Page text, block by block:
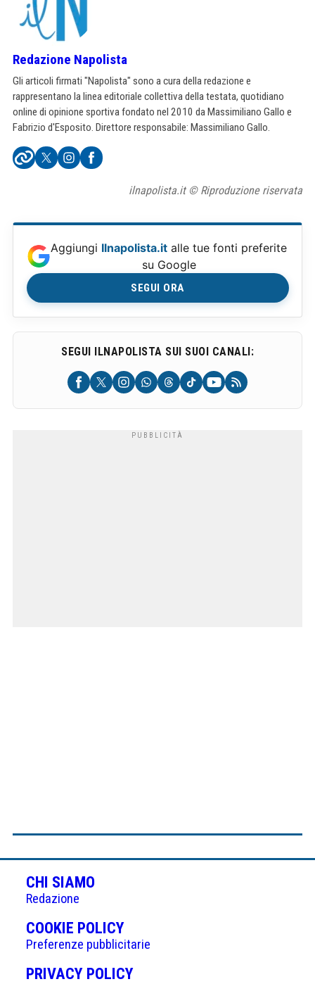
Redazione Napolista
Gli articoli firmati "Napolista" sono a cura della redazione e
rappresentano la linea editoriale collettiva della testata, quotidiano
online di opinione sportiva fondato nel 2010 da Massimiliano Gallo e
Fabrizio d'Esposito. Direttore responsabile: Massimiliano Gallo.
ilnapolista.it © Riproduzione riservata
Aggiungi Ilnapolista.it alle tue fonti preferite
su Google
SEGUI ORA
SEGUI ILNAPOLISTA SUI SUOI CANALI:
CHI SIAMO
Redazione
COOKIE POLICY(APRE
IN
UNA
Preferenze pubblicitarie
PRIVACY POLICY(APRE